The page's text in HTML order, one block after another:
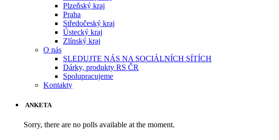
Plzeňský kraj
Praha
Středočeský kraj
Ústecký kraj
Zlínský kraj
O nás
SLEDUJTE NÁS NA SOCIÁLNÍCH SÍTÍCH
Dárky, produkty RS ČR
Spolupracujeme
Kontakty
ANKETA
Sorry, there are no polls available at the moment.